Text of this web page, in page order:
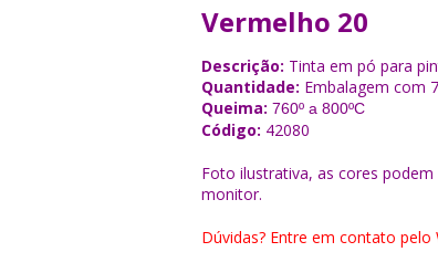
Vermelho 20
Descrição: Tinta em pó para
Quantidade: Embalagem com
Queima: 760º a 800ºC
Código: 42080
Foto ilustrativa, as cores
monitor.
Dúvidas? Entre em contato pelo